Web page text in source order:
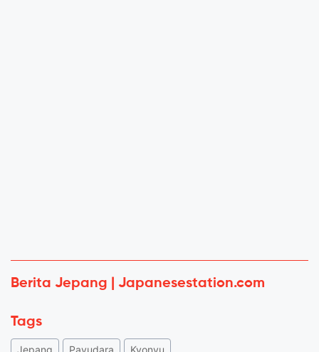
Berita Jepang | Japanesestation.com
Tags
Jepang Payudara Kyonyu